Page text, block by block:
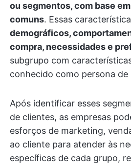
ou segmentos, com base
comuns. Essas
demográficos,
compra, necessidades e
subgrupo com
conhecido como persona de
Após identificar esses
de clientes, as empresas
esforços de marketing,
ao cliente para atender às
específicas de cada grupo,